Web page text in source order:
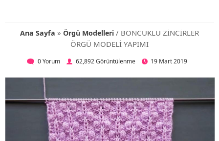
Ana Sayfa » Örgü Modelleri / BONCUKLU ZİNCİRLER
ÖRGÜ MODELİ YAPIMI
0 Yorum 62,892 Görüntülenme 19 Mart 2019